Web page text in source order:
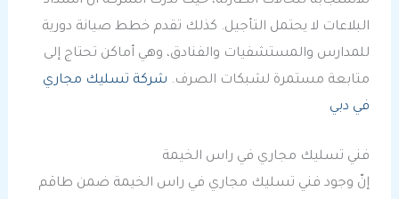
البلاعات لا يحتمل التأجيل. كذلك تقدم خطط صيانة دورية
للمدارس والمستشفيات والفنادق، وهي أماكن تحتاج إلى
متابعة مستمرة لشبكات الصرف. شركة تسليك مجاري
في دبي
فني تسليك مجاري في راس الخيمة
إنّ وجود فني تسليك مجاري في راس الخيمة ضمن طاقم